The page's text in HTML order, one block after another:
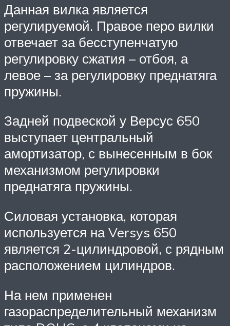
Данная вилка является
регулируемой. Правое перо вилки
отвечает за бесступенчатую
регулировку сжатия – отбоя, а
левое – за регулировку преднатяга
пружины.
Задней подвеской у Версус 650
выступает центральный
амортизатор, с вынесенным в бок
механизмом регулировки
преднатяга пружины.
Силовая установка, которая
используется на Versys 650
является 2-цилиндровой, с рядным
расположением цилиндров.
На нем применен
газораспределительный механизм